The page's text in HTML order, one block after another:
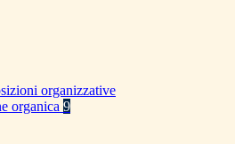
organizzative
organica 9